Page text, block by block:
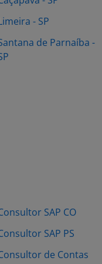
- SP
de Parnaíba -
SAP CO
SAP PS
de Contas